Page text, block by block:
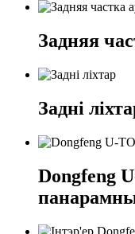
Задняя
Задні
Dongfeng